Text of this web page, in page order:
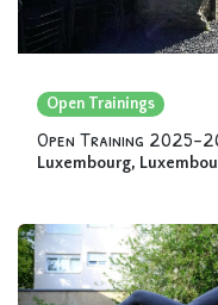
Open Trainings
Open Training 2025-
Luxembourg,